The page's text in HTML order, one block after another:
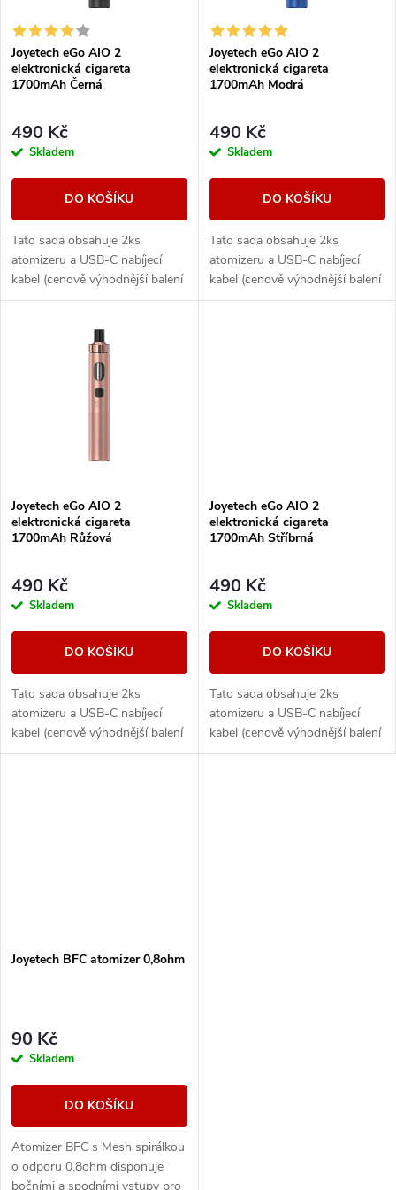
í
p
r
o
u
k
s
p
r
o
d
u
k
Joyetech eGo AIO 2
elektronická cigareta
1700mAh Černá
490 Kč
Skladem
DO KOŠÍKU
Tato sada obsahuje 2ks
atomizeru a USB-C nabíjecí
kabel (cenově výhodnější balení
oproti základní verzi). Ikona
Joyetech eGo AIO 2
elektronická cigareta
1700mAh Modrá
490 Kč
Skladem
DO KOŠÍKU
Tato sada obsahuje 2ks
atomizeru a USB-C nabíjecí
kabel (cenově výhodnější balení
oproti základní verzi). Ikona
Joyetech eGo AIO 2
elektronická cigareta
1700mAh Růžová
490 Kč
Skladem
DO KOŠÍKU
Tato sada obsahuje 2ks
atomizeru a USB-C nabíjecí
kabel (cenově výhodnější balení
oproti základní verzi). Ikona
Joyetech eGo AIO 2
elektronická cigareta
1700mAh Stříbrná
490 Kč
Skladem
DO KOŠÍKU
Tato sada obsahuje 2ks
atomizeru a USB-C nabíjecí
kabel (cenově výhodnější balení
oproti základní verzi). Ikona
Joyetech BFC atomizer 0,8ohm
90 Kč
Skladem
DO KOŠÍKU
Atomizer BFC s Mesh spirálkou
o odporu 0,8ohm disponuje
bočními a spodními vstupy pro